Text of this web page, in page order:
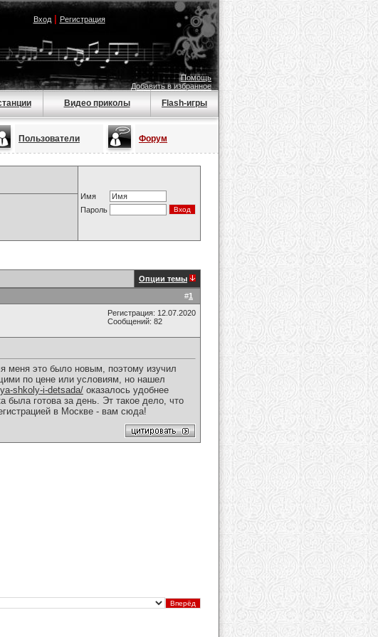
Вход| Регистрация
Помощь
Добавить в избранное
Видео приколы Flash-игры
Пользователи Форум
Имя
Пароль
Опции темы
#1
Регистрация: 12.07.2020
Сообщений: 82
меня это было новым, поэтому изучил
по цене или условиям, но нашел
shkoly-i-detsada/ оказалось удобнее
была готова за день. Эт такое дело, что
в Москве - вам сюда!